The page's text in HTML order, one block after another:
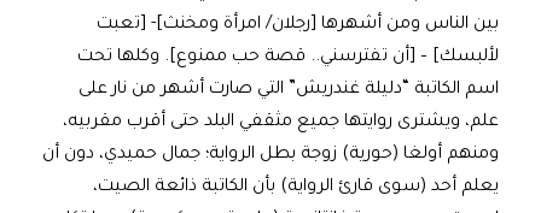
بين الناس ومن أشهرها [رجلان/ امرأة ومخنث]- [تعبت
لألبسك] – [أن تفترسني.. قصة حب ممنوع]. وكلها تحت
اسم الكاتبة “دليلة غندريش” التي صارت أشهر من نار على
علم، ويشترى روايتها جميع مثقفي البلد حتى أقرب مقربيه،
ومنهم أولغا (حورية) زوجة بطل الرواية؛ جمال حميدي، دون أن
يعلم أحد (سوى قارئ الرواية) بأن الكاتبة ذائعة الصيت،